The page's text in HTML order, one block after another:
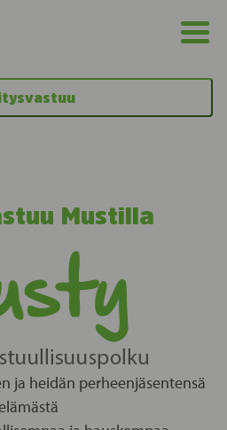
Mustilla
ja heidän perheenjäsentensä